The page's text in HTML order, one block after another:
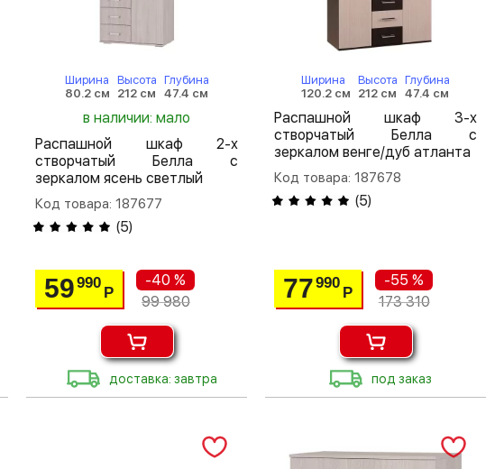
Ширина
80.2 см
Высота
212 см
Глубина
47.4 см
в наличии: мало
Распашной шкаф 2-х
створчатый Белла с
зеркалом ясень светлый
Код товара: 187677
(5)
59990
Р
-40 %
99 980
доставка: завтра
Ширина
120.2 см
Высота
212 см
Глубина
47.4 см
Распашной шкаф 3-х
створчатый Белла с
зеркалом венге/дуб атланта
Код товара: 187678
(5)
77990
Р
-55 %
173 310
под заказ